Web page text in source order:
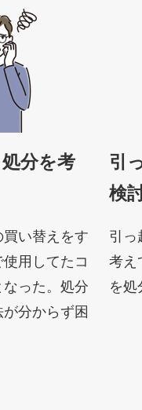
分を考
い替えをす
用してたコ
なった。処分
分からず困
引
検
引っ
考え
を処